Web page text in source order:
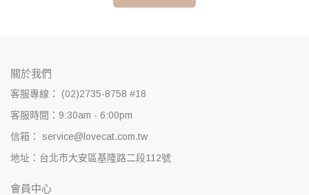
關於我們
客服專線： (02)2735-8758 #18
客服時間：9:30am - 6:00pm
信箱： service@lovecat.com.tw
地址：台北市大安區基隆路二段112號
會員中心